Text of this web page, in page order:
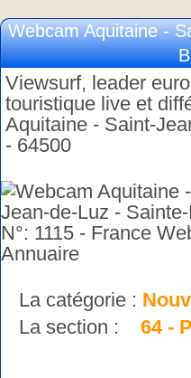
Webcam Aquitaine -
Viewsurf, leader
touristique live et
Aquitaine - Saint-
- 64500
La catégorie :
La section : 64 -